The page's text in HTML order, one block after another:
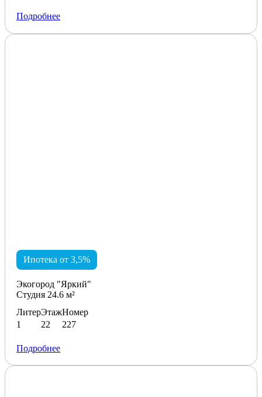
Подробнее
Ипотека от 3,5%
Экогород "Яркий"
Студия 24.6 м²
Литер
1
Этаж
22
Номер
227
Подробнее